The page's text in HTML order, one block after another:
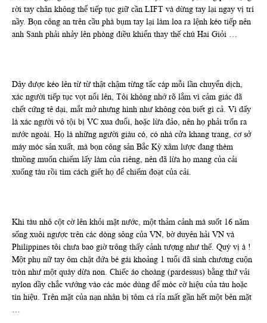
rời tay chân không thể tiếp tục giữ cần LIFT và dừng tay lại ngay vị trí
nầy. Bọn công an trên cầu phà bụm tay lại làm loa ra lệnh kéo tiếp nên
anh Sanh phải nhảy lên phòng điều khiển thay thế chú Hai Giỏi …
Dây được kéo lên từ từ thật chậm từng tấc cáp mỗi lần chuyển dịch,
xác người tiếp tục vọt nổi lên, Tôi không nhớ rõ lắm vì cảm giác đã
chết cứng tê dại, mắt mở nhưng hình như không còn biết gì cả. Vì đấy
là xác người vô tội bị VC xua đuổi, hoặc lừa đảo, nên họ phải trốn ra
nước ngoài. Họ là những người giàu có, có nhà cửa khang trang, cơ sở
máy móc sản xuất, mà bọn công sản Bắc Kỳ xâm lược đang thèm
thuồng muốn chiếm lấy làm của riêng, nên đã lừa họ mang của cải
xuống tàu rồi tìm cách giết họ để chiếm đoạt của cải.
Khi tàu nhô cột cờ lên khỏi mặt nước, một thảm cảnh mà suốt 16 năm
sống xuôi ngược trên các dòng sông của VN, bờ duyên hải VN và
Philippines tôi chưa bao giờ trông thấy cảnh tượng như thế. Quý vị à !
Một phụ nữ tay ôm chặt đứa bé gái khoảng 1 tuổi đã sình chương cuộn
tròn như một quày dừa non. Chiếc áo choàng (pardessus) bằng thứ vải
nylon dầy chắc vướng vào các móc dùng để móc cờ hiệu của tàu hoặc
tín hiệu. Trên mặt của nạn nhân bị tôm cá rỉa mất gần hết một bên mặt
…